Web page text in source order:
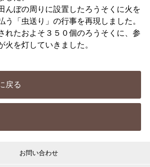
んぼの周りに設置したろうそくに火を
う「虫送り」の行事を再現しました。
れたおよそ３５０個のろうそくに、参
火を灯していきました。
戻る
お問い合わせ